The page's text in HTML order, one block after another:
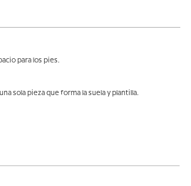
para los pies.
sola pieza que forma la suela y plantilla.